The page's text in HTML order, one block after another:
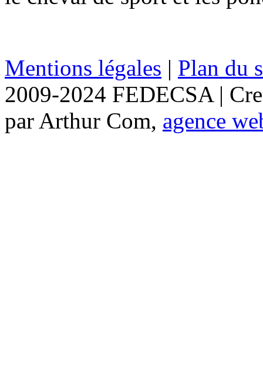
Mentions légales | Plan du
2009-2024 FEDECSA |
par Arthur Com, agence